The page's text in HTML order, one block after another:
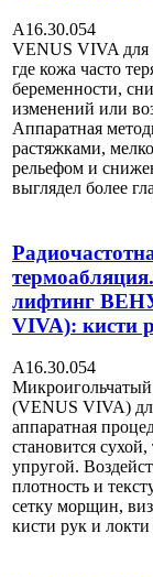
А16.30.054
VENUS VIVA для
где кожа часто
беременности,
изменений или
Аппаратная
растяжками,
рельефом и
выглядел более
лифтинг
VIVA): кисти
А16.30.054
(VENUS VIVA)
аппаратная
становится
упругой.
плотность и
сетку морщин,
кисти рук и